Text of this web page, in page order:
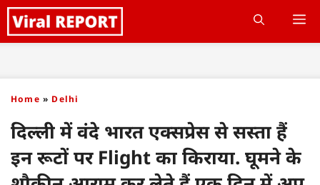
Skip
to
Home » Delhi
दिल्ली में वंदे भारत एक्सप्रेस से सस्ता हैं
इन रूटों पर Flight का किराया. घूमने के